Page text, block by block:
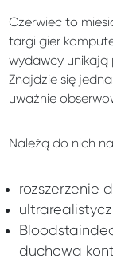
Czerwiec to
targi gier
wydawcy unikają
Znajdzie się
uważnie
Należą do nich
rozszerzenie
duchowa